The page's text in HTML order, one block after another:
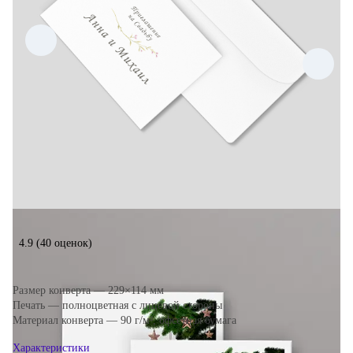
4.9 (40 оценок)
Размер конверта — 229×114 мм
Печать — полноцветная с лицевой стороны
Материал конверта — 90 г/м², офсетная бумага
Характеристики